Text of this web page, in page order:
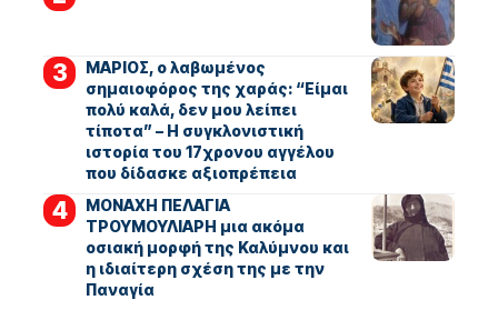
ΜΑΡΙΟΣ, ο λαβωμένος
σημαιοφόρος της χαράς: “Είμαι
πολύ καλά, δεν μου λείπει
τίποτα” – Η συγκλονιστική
ιστορία του 17χρονου αγγέλου
που δίδασκε αξιοπρέπεια
ΜΟΝΑΧΗ ΠΕΛΑΓΙΑ
ΤΡΟΥΜΟΥΛΙΑΡΗ μια ακόμα
οσιακή μορφή της Καλύμνου και
η ιδιαίτερη σχέση της με την
Παναγία